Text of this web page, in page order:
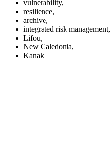
vulnerability,
resilience,
archive,
integrated risk management,
Lifou,
New Caledonia,
Kanak